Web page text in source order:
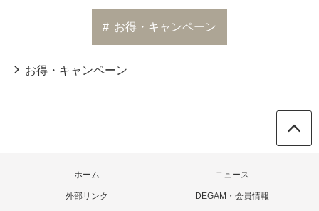
# お得・キャンペーン
お得・キャンペーン
ホーム ニュース
外部リンク DEGAM・会員情報